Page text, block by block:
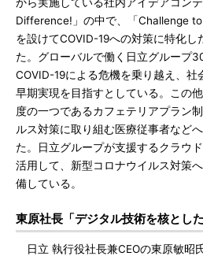
Difference!」の中で、「Challenge
を設けてCOVID-19への対策に特化し
た。グローバルで働く日立グループ
COVID-19による危機を乗り越え、
早期実現を目指すとしている。この
度の一つであるカフェテリアプラン
ルス対策に取り組む医療従事者など
た。日立グループが支援するクラウ
活用して、新型コロナウイルス対策
備している。
東原社長「デジタル技術を核とし
日立 執行役社長兼CEOの東原敏昭